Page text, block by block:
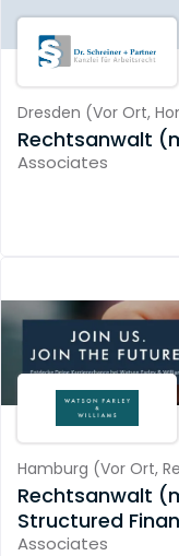
Dresden (Vor Ort,
Rechtsanwalt
Associates
Hamburg (Vor Ort,
Rechtsanwalt
Structured
Associates